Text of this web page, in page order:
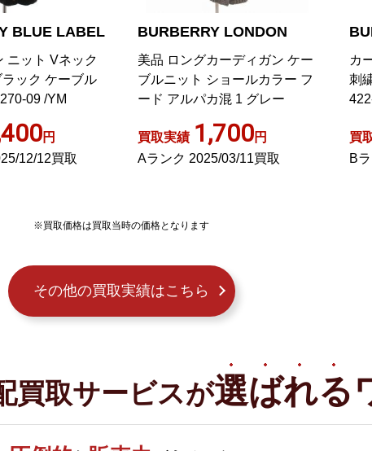
LONDON
ーディガン ケー
ョールカラー フ
1 グレー
円
03/11買取
BURBERRY LONDON
カーディガン リボン リブ ロゴ
刺繍 38 アイボリー E1N35-
422-02 /AN22
買取実績 1,400円
Bランク 2025/11/19買取
カ
混
買
AB
※買取価格は買取当時の価格となります
その他の買取実績はこちら
買取サービスが選ばれる